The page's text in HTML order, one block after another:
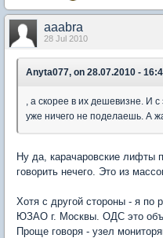
aaabra
28 Jul 2010
Anyta077, on 28.07.2010 -
, а скорее в их дешевизне. И
уже ничего не поделаешь. А
Ну да, карачаровские лифты
говорить нечего. Это из
Хотя с другой стороны - я по
ЮЗАО г. Москвы. ОДС это
Проще говоря - узел